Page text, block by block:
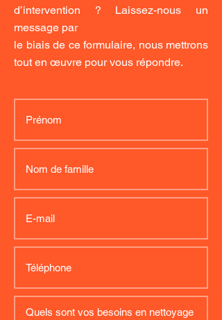
d’intervention ? Laissez-nous un
message par
le biais de ce formulaire, nous mettrons
tout en œuvre pour vous répondre.